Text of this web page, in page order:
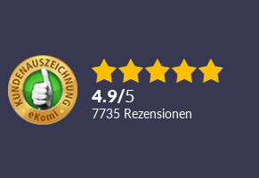
4.9/5
7735 Rezensionen